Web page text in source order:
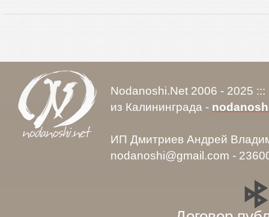
Nodanoshi.Net 2006 - 2025
из Калининграда -
ИП Дмитриев Андрей
nodanoshi@gmail.com -